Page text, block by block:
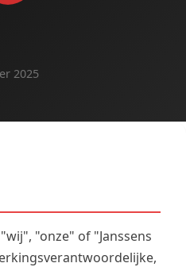
2025
"onze" of "Janssens